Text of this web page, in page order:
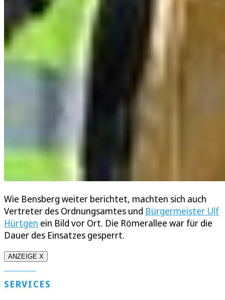
Wie Bensberg weiter berichtet, machten sich auch
Vertreter des Ordnungsamtes und Bürgermeister Ulf
Hürtgen ein Bild vor Ort. Die Römerallee war für die
Dauer des Einsatzes gesperrt.
ANZEIGE X
SERVICES